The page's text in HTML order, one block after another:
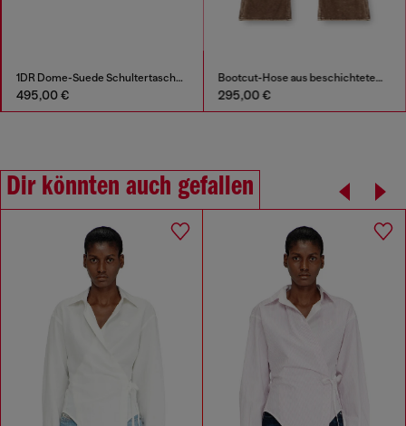
1DR Dome-Suede Schultertasche mit Oval D Logo
495,00 €
Bootcut-Hose aus beschichtetem Material
295,00 €
Dir könnten auch gefallen